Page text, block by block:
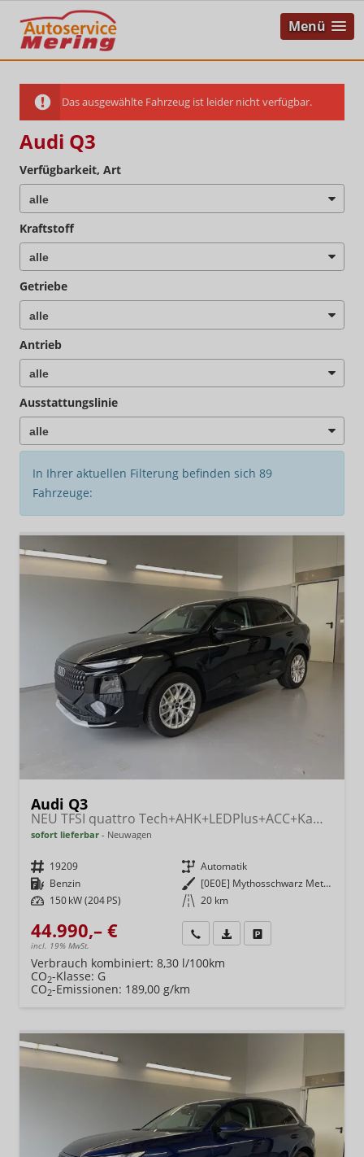
Menü
Das ausgewählte Fahrzeug ist leider nicht verfügbar.
Audi Q3
Verfügbarkeit, Art
Kraftstoff
Getriebe
Antrieb
Ausstattungslinie
In Ihrer aktuellen Filterung befinden sich 89
Fahrzeuge:
Audi Q3
NEU TFSI quattro Tech+AHK+LEDPlus+ACC+Kamera+Alu18+Volllack
sofort lieferbar Neuwagen
Fahrzeugnr. 19209 Getriebe Automatik
Kraftstoff Benzin Außenfarbe
[0E0E] Mythosschwarz Metallic
Leistung 150 kW (204 PS) Kilometerstand 20 km
44.990,– €
incl. 19% MwSt.
Wir rufen Sie anFahrzeugexposé (PDF)
Verbrauch kombiniert: 8,30 l/100km
CO2-Klasse: G
CO2-Emissionen: 189,00 g/km